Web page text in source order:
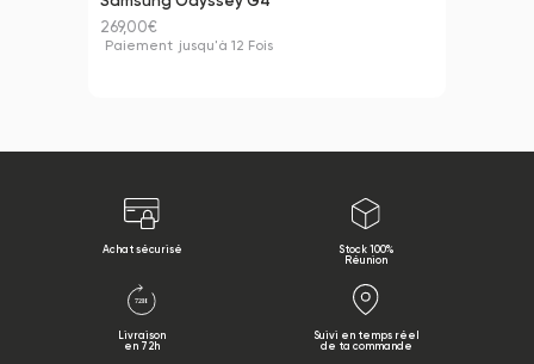
269,00€
Paiement jusqu'à 12 Fois
Achat sécurisé
Stock 100%
Réunion
Livraison
en 72h
Suivi en temps réel
de ta commande